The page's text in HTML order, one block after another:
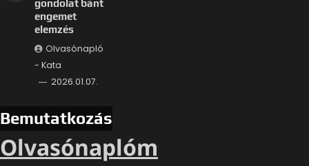
gondolat bánt
engemet
elemzés
Olvasónapló
- Kata
2026.01.07.
Bemutatkozás
Olvasónaplóm